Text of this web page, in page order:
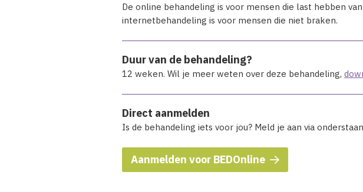
De online behandeling is voor mensen die last hebben
internetbehandeling is voor mensen die niet braken.
Duur van de behandeling?
12 weken. Wil je meer weten over deze behandeling,
Direct aanmelden
Is de behandeling iets voor jou? Meld je aan via
Aanmelden voor BEDOnline